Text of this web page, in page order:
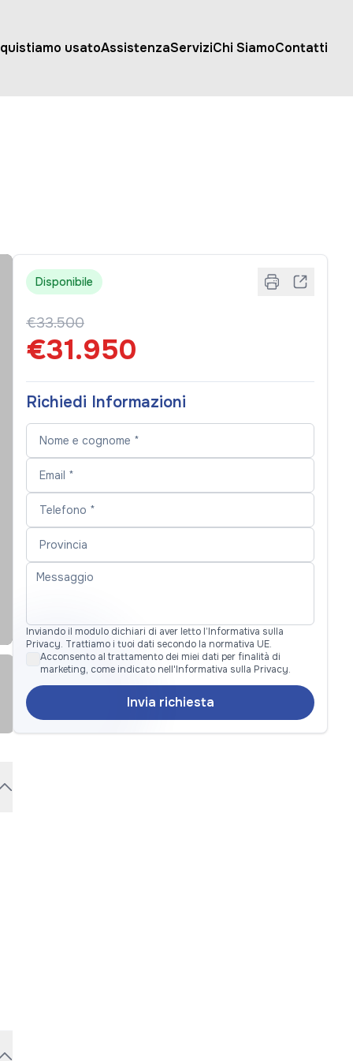
usatoAssistenzaServiziChi SiamoContatti
Disponibile
€33.500
€31.950
Richiedi Informazioni
Inviando il modulo dichiari di aver letto l’Informativa sulla
Privacy. Trattiamo i tuoi dati secondo la normativa UE.
Acconsento al trattamento dei miei dati per finalità di
marketing, come indicato nell'Informativa sulla Privacy.
Invia richiesta